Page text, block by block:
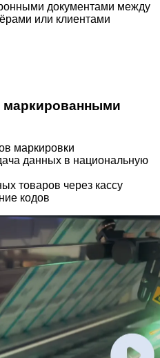
документами между
или клиентами
маркировки
данных в национальную
товаров через кассу
кодов